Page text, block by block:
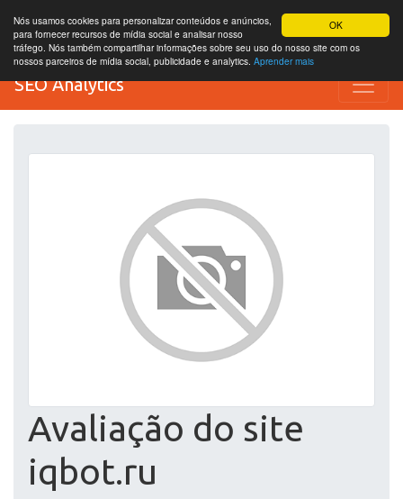
OK
Nós usamos cookies para personalizar conteúdos e anúncios,
para fornecer recursos de mídia social e analisar nosso
tráfego. Nós também compartilhar informações sobre seu uso do nosso site com os
nossos parceiros de mídia social, publicidade e analytics. Aprender mais
SEO Analytics
Avaliação do site
iqbot.ru